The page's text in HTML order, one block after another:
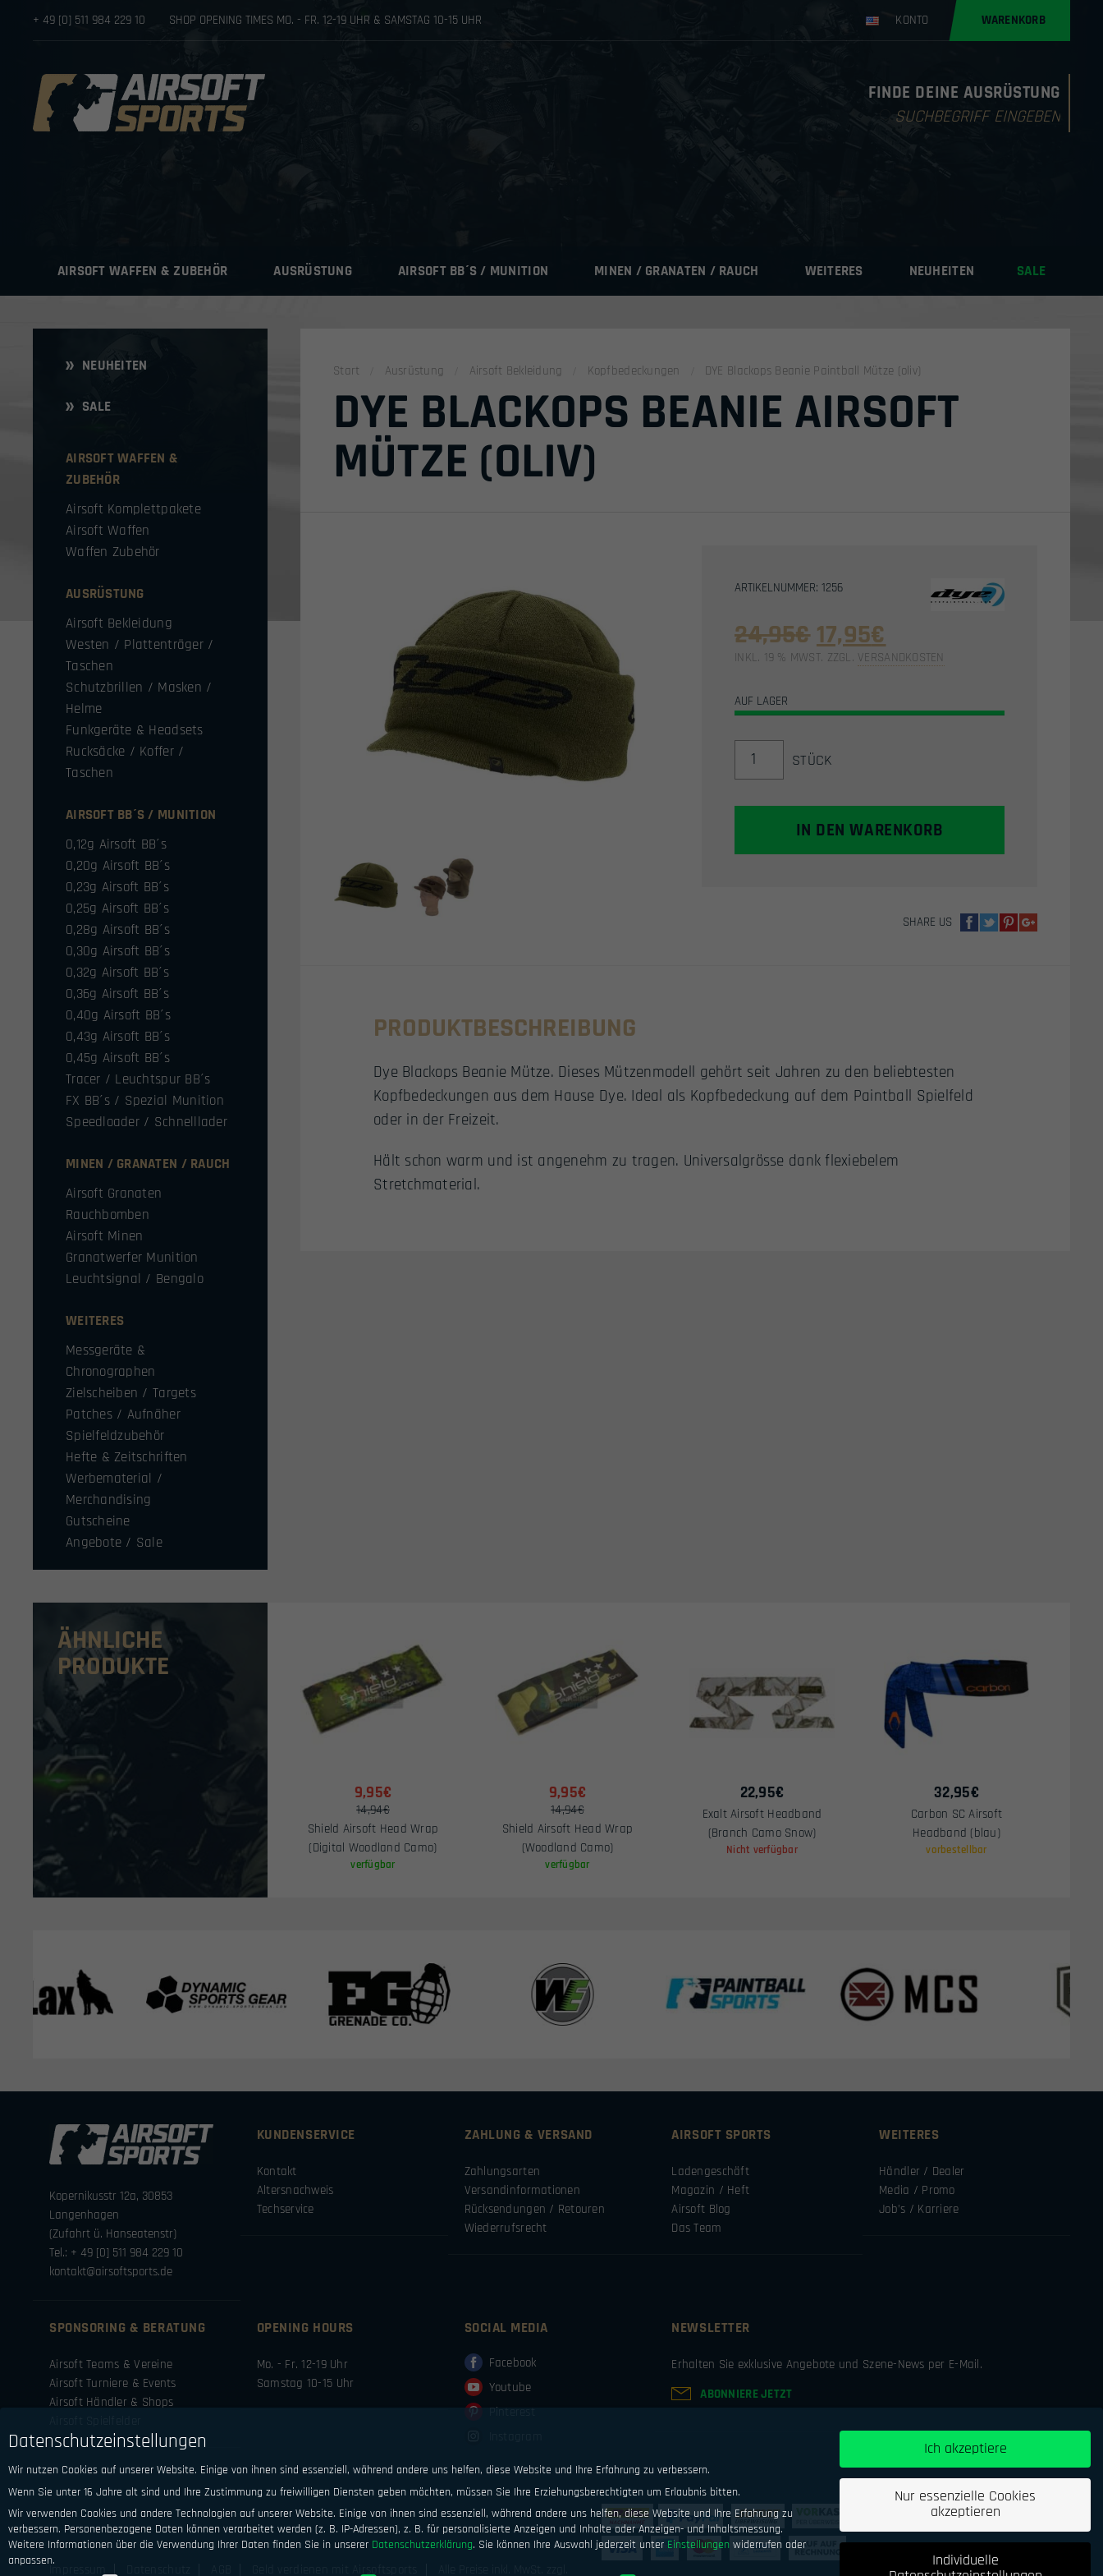
+ 49 [0] 511 984 229 10 SHOP OPENING TIMES MO. - FR. 12-19 UHR & SAMSTAG 10-15 UHR KONTO WARENKORB
FINDE DEINE AUSRÜSTUNG
Products
AIRSOFT WAFFEN & ZUBEHÖR AUSRÜSTUNG AIRSOFT BB´S / MUNITION MINEN / GRANATEN / RAUCH WEITERES NEUHEITEN SALE
NEUHEITEN
SALE
AIRSOFT WAFFEN &
ZUBEHÖR
Airsoft Komplettpakete
Airsoft Waffen
Waffen Zubehör
AUSRÜSTUNG
Airsoft Bekleidung
Westen / Plattenträger /
Taschen
Schutzbrillen / Masken /
Helme
Funkgeräte & Headsets
Rucksäcke / Koffer /
Taschen
AIRSOFT BB´S / MUNITION
0,12g Airsoft BB´s
0,20g Airsoft BB´s
0,23g Airsoft BB´s
0,25g Airsoft BB´s
0,28g Airsoft BB´s
0,30g Airsoft BB´s
0,32g Airsoft BB´s
0,36g Airsoft BB´s
0,40g Airsoft BB´s
0,43g Airsoft BB´s
0,45g Airsoft BB´s
Tracer / Leuchtspur BB´s
FX BB´s / Spezial Munition
Speedloader / Schnelllader
MINEN / GRANATEN / RAUCH
Airsoft Granaten
Rauchbomben
Airsoft Minen
Granatwerfer Munition
Leuchtsignal / Bengalo
WEITERES
Messgeräte &
Chronographen
Zielscheiben / Targets
Patches / Aufnäher
Spielfeldzubehör
Hefte & Zeitschriften
Werbematerial /
Merchandising
Gutscheine
Angebote / Sale
Start Ausrüstung Airsoft Bekleidung Kopfbedeckungen DYE Blackops Beanie Paintball Mütze (oliv)
DYE BLACKOPS BEANIE AIRSOFT
MÜTZE (OLIV)
ARTIKELNUMMER: 1256
24,95€ Ursprünglicher
Preis
24,95€
17,95€
Preis
17,95€.
INKL. 19 % MWST. ZZGL. VERSANDKOSTEN
AUF LAGER
BLACKOPS
AIRSOFT
STÜCK
IN DEN WARENKORB
SHARE US
PRODUKTBESCHREIBUNG
Dye Blackops Beanie Mütze. Dieses Mützenmodell gehört seit Jahren zu den beliebtesten
Kopfbedeckungen aus dem Hause Dye. Ideal als Kopfbedeckung auf dem Paintball Spielfeld
oder in der Freizeit.
Hält schon warm und ist angenehm zu tragen. Universalgrösse dank flexiebelem
Stretchmaterial.
ÄHNLICHE
PRODUKTE
9,95€
14,94€
Shield Airsoft Head Wrap
(Digital Woodland Camo)
verfügbar
9,95€
14,94€
Shield Airsoft Head Wrap
(Woodland Camo)
verfügbar
22,95€
Exalt Airsoft Headband
(Branch Camo Snow)
Nicht verfügbar
32,95€
Carbon SC Airsoft
Headband (blau)
vorbestellbar
Kopernikusstr 12a, 30853
Langenhagen
(Zufahrt ü. Hanseatenstr)
Tel.: + 49 [0] 511 984 229 10
kontakt@airsoftsports.de
KUNDENSERVICE
Kontakt
Altersnachweis
Techservice
ZAHLUNG & VERSAND
Zahlungsarten
Versandinformationen
Rücksendungen / Retouren
Wiederrufsrecht
AIRSOFT SPORTS
Ladengeschäft
Magazin / Heft
Airsoft Blog
Das Team
WEITERES
Händler / Dealer
Media / Promo
Job’s / Karriere
SPONSORING & BERATUNG
Airsoft Teams & Vereine
Airsoft Turniere & Events
Airsoft Händler & Shops
OPENING HOURS
Mo. - Fr. 12-19 Uhr
Samstag 10-15 Uhr
SOCIAL MEDIA
Facebook
Youtube
Pinterest
NEWSLETTER
Erhalten Sie exklusive Angebote und Szene-News per E-Mail.
ABONNIERE JETZT
Datenschutzeinstellungen
Wir nutzen Cookies auf unserer Website. Einige von ihnen sind essenziell, während andere uns helfen, diese Website und Ihre Erfahrung zu verbessern.
Wenn Sie unter 16 Jahre alt sind und Ihre Zustimmung zu freiwilligen Diensten geben möchten, müssen Sie Ihre Erziehungsberechtigten um Erlaubnis bitten.
Wir verwenden Cookies und andere Technologien auf unserer Website. Einige von ihnen sind essenziell, während andere uns helfen, diese Website und Ihre Erfahrung zu
verbessern. Personenbezogene Daten können verarbeitet werden (z. B. IP-Adressen), z. B. für personalisierte Anzeigen und Inhalte oder Anzeigen- und Inhaltsmessung.
Weitere Informationen über die Verwendung Ihrer Daten finden Sie in unserer Datenschutzerklärung. Sie können Ihre Auswahl jederzeit unter Einstellungen widerrufen oder
anpassen.
Ich akzeptiere
Nur essenzielle Cookies
akzeptieren
Individuelle